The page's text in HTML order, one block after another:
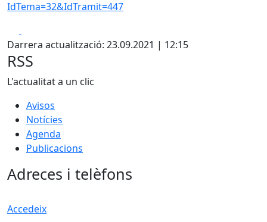
IdTema=32&IdTramit=447
Darrera actualització: 23.09.2021 | 12:15
RSS
L'actualitat a un clic
Avisos
Notícies
Agenda
Publicacions
Adreces i telèfons
Accedeix